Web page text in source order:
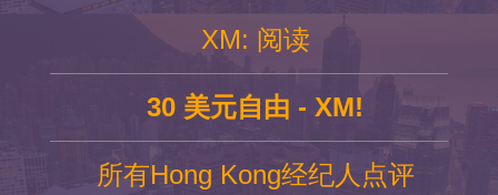
XM: 阅读
30 美元自由 - XM!
所有Hong Kong经纪人点评